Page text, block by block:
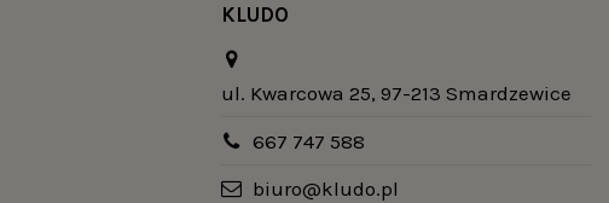
KLUDO
ul. Kwarcowa 25, 97-213 Smardzewice
667 747 588
biuro@kludo.pl